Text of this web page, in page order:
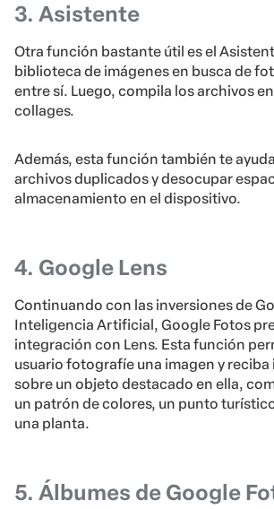
3. Asistente
Otra función bastante útil es el
biblioteca de imágenes en busca de
entre sí. Luego, compila los archivos
collages.
Además, esta función también te
archivos duplicados y desocupar
almacenamiento en el dispositivo.
4. Google Lens
Continuando con las inversiones de
Inteligencia Artificial, Google Fotos
integración con Lens. Esta función
usuario fotografíe una imagen y
sobre un objeto destacado en ella,
un patrón de colores, un punto
una planta.
5. Álbumes de Google